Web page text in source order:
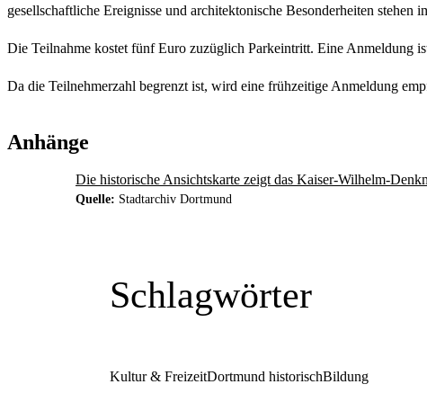
gesellschaftliche Ereignisse und architektonische Besonderheiten
Die Teilnahme kostet fünf Euro zuzüglich Parkeintritt. Eine Anmeldung
Da die Teilnehmerzahl begrenzt ist, wird eine frühzeitige Anmeldung
Anhänge
Die historische Ansichtskarte zeigt das Kaiser-Wilhelm-
Quelle: Stadtarchiv Dortmund
Schlagwörter
Kultur & FreizeitDortmund historischBildung